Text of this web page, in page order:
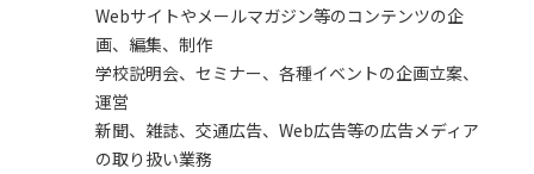
Webサイトやメールマガジン等のコンテンツの企
画、編集、制作
学校説明会、セミナー、各種イベントの企画立案、
運営
新聞、雑誌、交通広告、Web広告等の広告メディア
の取り扱い業務